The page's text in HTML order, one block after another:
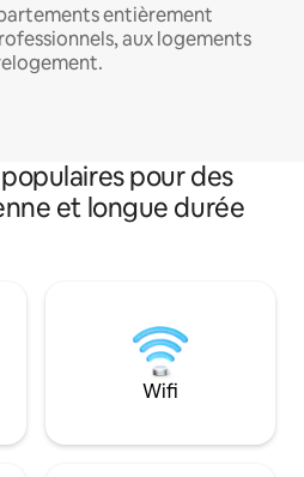
entièrement
aux logements
pour des
et longue durée
Wifi